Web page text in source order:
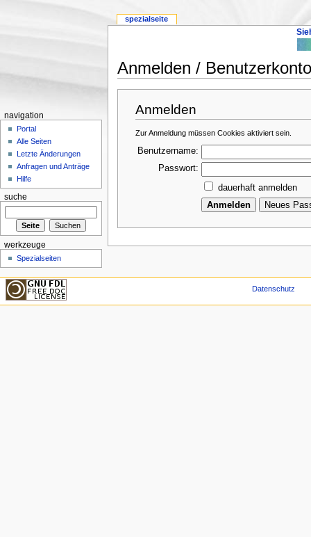
Anmelden /
Anmelden
Zur Anmeldung müssen Cookies aktiviert sein.
Benutzername:
Passwort:
dauerhaft anmelden
spezialseite
navigation
Portal
Alle Seiten
Letzte Änderungen
Anfragen und Anträge
Hilfe
suche
werkzeuge
Spezialseiten
Datenschutz